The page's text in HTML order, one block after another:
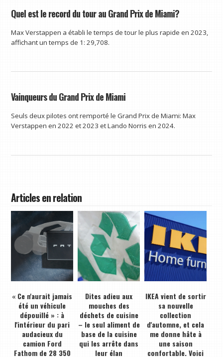
Quel est le record du tour au Grand Prix de Miami?
Max Verstappen a établi le temps de tour le plus rapide en 2023,
affichant un temps de 1: 29,708.
Vainqueurs du Grand Prix de Miami
Seuls deux pilotes ont remporté le Grand Prix de Miami: Max
Verstappen en 2022 et 2023 et Lando Norris en 2024.
Articles en relation
« Ce n'aurait jamais
été un véhicule
dépouillé » : à
l'intérieur du pari
audacieux du
camion Ford
Fathom de 28 350
Dites adieu aux
mouches des
déchets de cuisine
– le seul aliment de
base de la cuisine
qui les arrête dans
leur élan
IKEA vient de sortir
sa nouvelle
collection
d'automne, et cela
me donne hâte à
une saison
confortable. Voici